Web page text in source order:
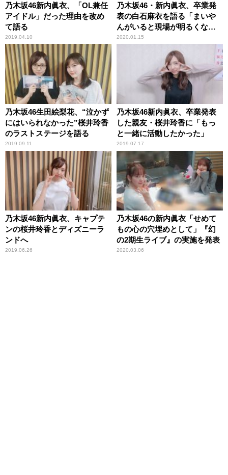
乃木坂46新内眞衣、「OL兼任
アイドル」だった理由を改め
て語る
2019.04.10
乃木坂46・新内眞衣、卒業発
表の白石麻衣を語る「まいや
んがいると現場が明るくな
る」
2020.01.15
乃木坂46生田絵梨花、“泣かず
にはいられなかった”桜井玲香
のラストステージを語る
2019.09.11
乃木坂46新内眞衣、卒業発表
した親友・桜井玲香に「もっ
と一緒に活動したかった」
2019.07.17
乃木坂46新内眞衣、キャプテ
ンの桜井玲香とディズニーラ
ンドへ
2019.06.26
乃木坂46の新内眞衣「せめて
もの心の穴埋めとして」『幻
の2期生ライブ』の実施を発表
2020.03.06